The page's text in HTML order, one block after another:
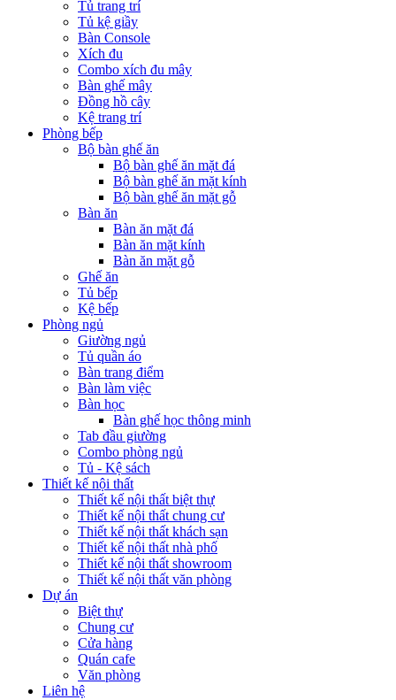
Tủ trang trí
Tủ kệ giầy
Bàn Console
Xích đu
Combo xích đu mây
Bàn ghế mây
Đồng hồ cây
Kệ trang trí
Phòng bếp
Bộ bàn ghế ăn
Bộ bàn ghế ăn mặt đá
Bộ bàn ghế ăn mặt kính
Bộ bàn ghế ăn mặt gỗ
Bàn ăn
Bàn ăn mặt đá
Bàn ăn mặt kính
Bàn ăn mặt gỗ
Ghế ăn
Tủ bếp
Kệ bếp
Phòng ngủ
Giường ngủ
Tủ quần áo
Bàn trang điểm
Bàn làm việc
Bàn học
Bàn ghế học thông minh
Tab đầu giường
Combo phòng ngủ
Tủ - Kệ sách
Thiết kế nội thất
Thiết kế nội thất biệt thự
Thiết kế nội thất chung cư
Thiết kế nội thất khách sạn
Thiết kế nội thất nhà phố
Thiết kế nội thất showroom
Thiết kế nội thất văn phòng
Dự án
Biệt thự
Chung cư
Cửa hàng
Quán cafe
Văn phòng
Liên hệ